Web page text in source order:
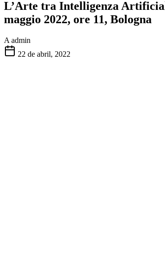
L’Arte tra Intelligenza
maggio 2022, ore 11, Bologna
A admin
22 de abril, 2022